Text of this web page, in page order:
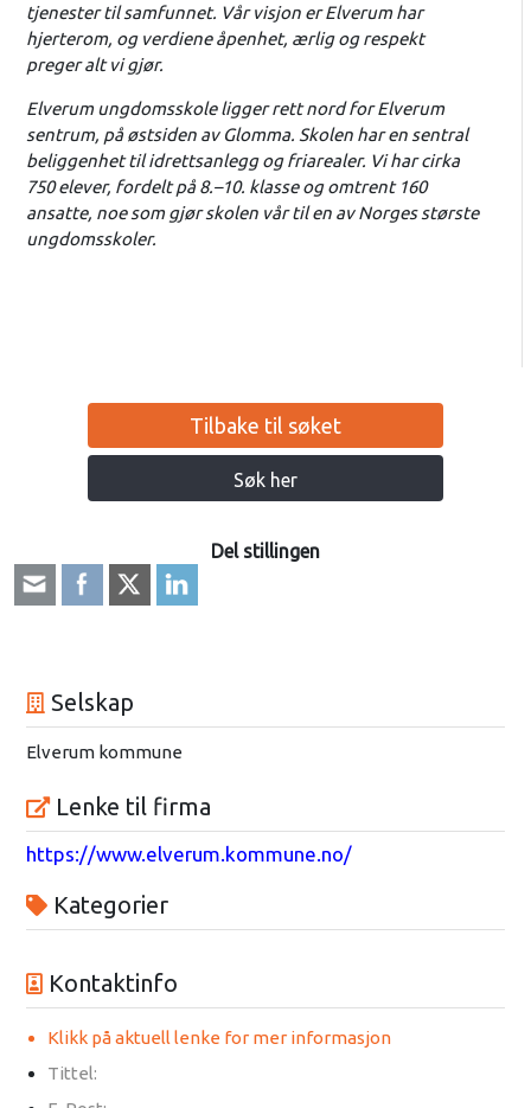
tjenester til samfunnet. Vår visjon er Elverum har
hjerterom, og verdiene åpenhet, ærlig og respekt
preger alt vi gjør.
Elverum ungdomsskole ligger rett nord for Elverum
sentrum, på østsiden av Glomma. Skolen har en sentral
beliggenhet til idrettsanlegg og friarealer. Vi har cirka
750 elever, fordelt på 8.–10. klasse og omtrent 160
ansatte, noe som gjør skolen vår til en av Norges største
ungdomsskoler.
Tilbake til søket
Søk her
Del stillingen
Selskap
Elverum kommune
Lenke til firma
https://www.elverum.kommune.no/
Kategorier
Kontaktinfo
Klikk på aktuell lenke for mer informasjon
Tittel: